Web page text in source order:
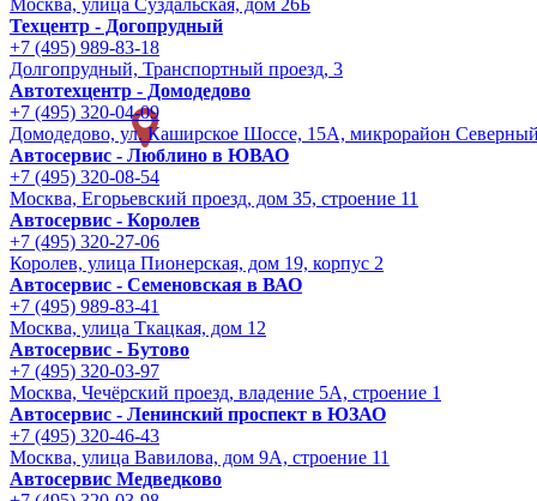
Москва, улица Суздальская, дом 26Б
Техцентр - Догопрудный
+7 (495) 989-83-18
Долгопрудный, Транспортный проезд, 3
Автотехцентр - Домодедово
+7 (495) 320-04-09
Домодедово, ул. Каширское Шоссе, 15А, микрорайон
Автосервис - Люблино в ЮВАО
+7 (495) 320-08-54
Москва, Егорьевский проезд, дом 35, строение 11
Автосервис - Королев
+7 (495) 320-27-06
Королев, улица Пионерская, дом 19, корпус 2
Автосервис - Семеновская в ВАО
+7 (495) 989-83-41
Москва, улица Ткацкая, дом 12
Автосервис - Бутово
+7 (495) 320-03-97
Москва, Чечёрский проезд, владение 5А, строение 1
Автосервис - Ленинский проспект в ЮЗАО
+7 (495) 320-46-43
Москва, улица Вавилова, дом 9A, строение 11
Автосервис Медведково